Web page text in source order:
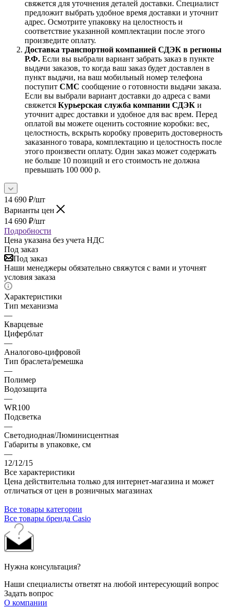
свяжется для уточнения деталей доставки. Специалист
предложит выбрать удобное время доставки и уточнит
адрес. Осмотрите упаковку на целостность и
соответствие указанной комплектации после этого
произведите оплату.
Доставка транспортной компанией СДЭК в регионы
Р.Ф. Если вы выбрали вариант забрать заказ в пункте
выдачи заказов, то когда ваш заказ будет доставлен в
пункт выдачи, на ваш мобильный номер телефона
поступит СМС сообщение о готовности выдачи заказа.
Если вы выбрали вариант доставки до адреса с вами
свяжется Курьерская служба компании СДЭК и
уточнит адрес доставки и удобное для вас врем. Перед
оплатой вы можете оценить состояние коробки: вес,
целостность, вскрыть коробку проверить достоверность
заказанного товара, комплектацию и целостность после
этого произвести оплату. Один заказ может содержать
не больше 10 позиций и его стоимость не должна
превышать 100 000 р.
14 690 ₽/шт
Варианты цен
14 690 ₽/шт
Подробности
Цена указана без учета НДС
Под заказ
Под заказ
Наши менеджеры обязательно свяжутся с вами и уточнят
условия заказа
Характеристики
Тип механизма
—
Кварцевые
Циферблат
—
Аналогово-цифровой
Тип браслета/ремешка
—
Полимер
Водозащита
—
WR100
Подсветка
—
Светодиодная/Люминисцентная
Габариты в упаковке, см
—
12/12/15
Все характеристики
Цена действительна только для интернет-магазина и может
отличаться от цен в розничных магазинах
Все товары категории
Все товары бренда Casio
Нужна консультация?
Наши специалисты ответят на любой интересующий вопрос
Задать вопрос
О компании